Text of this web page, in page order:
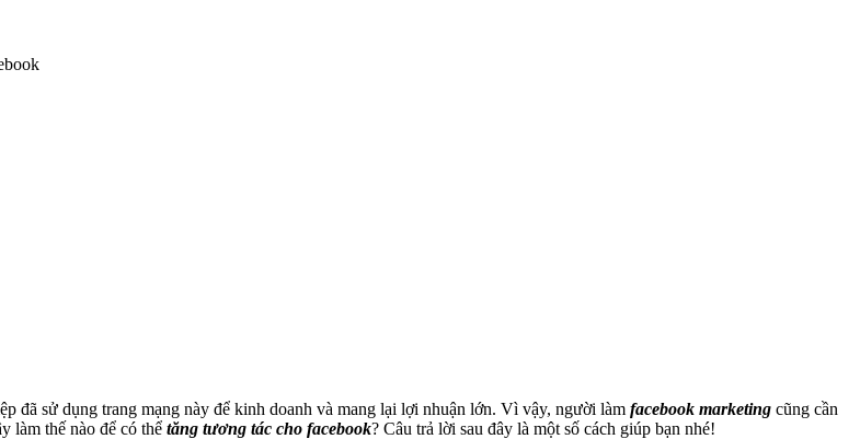
đã sử dụng trang mạng này để kinh doanh và mang lại lợi nhuận lớn. Vì vậy, người làm facebook marketing cũng cần
làm thế nào để có thể tăng tương tác cho facebook? Câu trả lời sau đây là một số cách giúp bạn nhé!